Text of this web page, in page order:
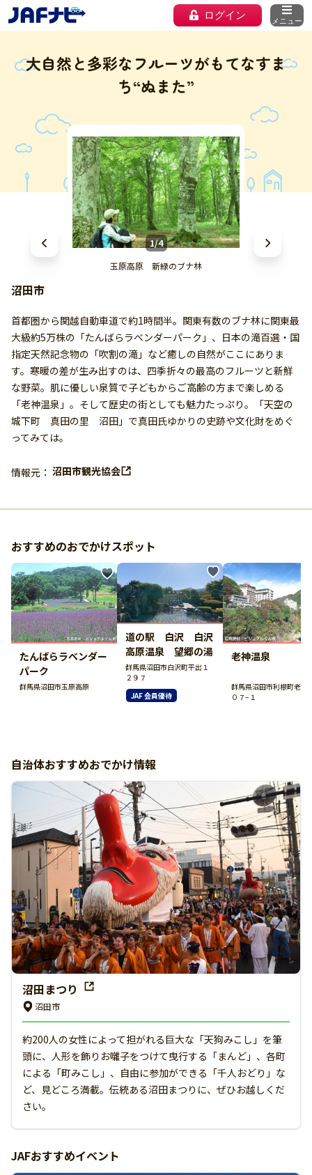
ログイン メニュー
大自然と多彩なフルーツがもてなすま
ち“ぬまた”
1/4
玉原高原 新緑のブナ林
沼田市
首都圏から関越自動車道で約1時間半。関東有数のブナ林に関東最
大級約5万株の「たんばらラベンダーパーク」、日本の滝百選・国
指定天然記念物の「吹割の滝」など癒しの自然がここにありま
す。寒暖の差が生み出すのは、四季折々の最高のフルーツと新鮮
な野菜。肌に優しい泉質で子どもからご高齢の方まで楽しめる
「老神温泉」。そして歴史の街としても魅力たっぷり。「天空の
城下町 真田の里 沼田」で真田氏ゆかりの史跡や文化財をめぐ
ってみては。
情報元： 沼田市観光協会
おすすめのおでかけスポット
たんばらラベンダー
パーク
群馬県沼田市玉原高原
道の駅 白沢 白沢
高原温泉 望郷の湯
群馬県沼田市白沢町平出１
２９７
JAF 会員優待
老神温泉
群馬県沼田市利根町老神
０７−１
自治体おすすめおでかけ情報
沼田まつり
沼田市
約200人の女性によって担がれる巨大な「天狗みこし」を筆
頭に、人形を飾りお囃子をつけて曳行する「まんど」、各町
による「町みこし」、自由に参加ができる「千人おどり」な
ど、見どころ満載。伝統ある沼田まつりに、ぜひお越しくだ
さい。
JAFおすすめイベント